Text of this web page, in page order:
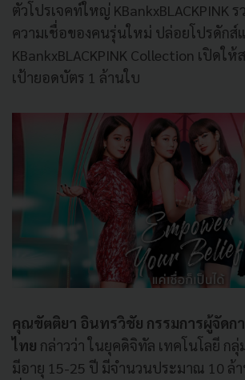
ตัวโปรเจคท์ใหญ่ KBankxBLACKPINK ร
ความเชื่อของคนรุ่นใหม่ ปล่อยโปรดักส์
KBankxBLACKPINK Collection เปิดให้
เป้ายอดบัตร 1 ล้านใบ
คุณขัตติยา อินทรวิชัย กรรมการผู้จัดก
ไทย กล่าวว่า ในยุคดิจิทัล เทคโนโลยี ก
มีอายุ 15-25 ปี มีจำนวนประมาณ 10 ล้